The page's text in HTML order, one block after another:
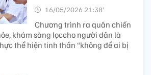
16/05/2026 21:38’
Chương trình ra quân chiến
khám sàng lọccho người dân là
thể hiện tinh thần “không để ai bị